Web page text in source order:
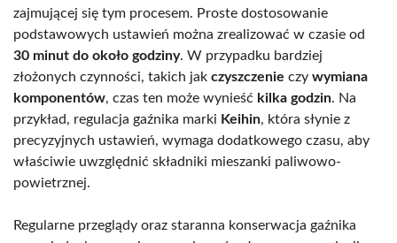
zajmującej się tym procesem. Proste dostosowanie
podstawowych ustawień można zrealizować w czasie od
30 minut do około godziny. W przypadku bardziej
złożonych czynności, takich jak czyszczenie czy wymiana
komponentów, czas ten może wynieść kilka godzin. Na
przykład, regulacja gaźnika marki Keihin, która słynie z
precyzyjnych ustawień, wymaga dodatkowego czasu, aby
właściwie uwzględnić składniki mieszanki paliwowo-
powietrznej.
Regularne przeglądy oraz staranna konserwacja gaźnika